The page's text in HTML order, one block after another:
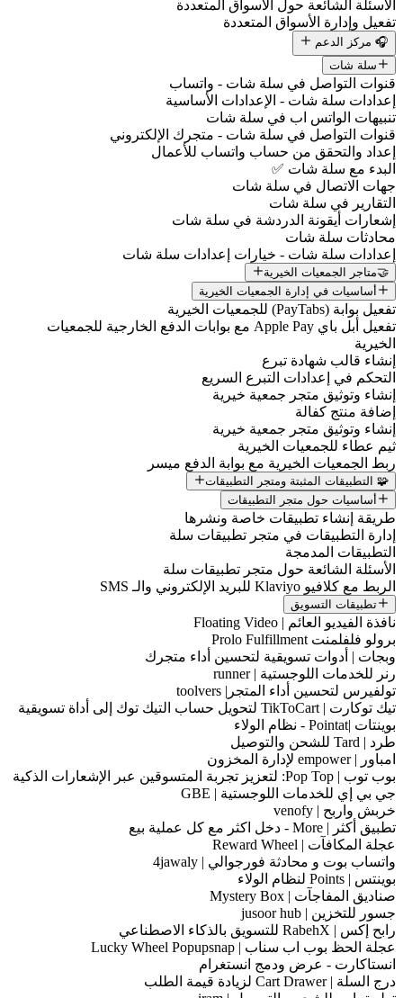
الأسئلة الشائعة حول الأسواق المتعددة
تفعيل وإدارة الأسواق المتعددة
🎧 مركز الدعم
سلة شات
قنوات التواصل في سلة شات - واتساب
إعدادات سلة شات - الإعدادات الأساسية
تنبيهات الواتس اب في سلة شات
قنوات التواصل في سلة شات - متجرك الإلكتروني
إعداد والتحقق من حساب واتساب للأعمال
البدء مع سلة شات ✅
جهات الاتصال في سلة شات
التقارير في سلة شات
إشعارات أيقونة الدردشة في سلة شات
محادثات سلة شات
إعدادات سلة شات - خيارات إعدادات سلة شات
🤝متاجر الجمعيات الخيرية
أساسيات في إدارة الجمعيات الخيرية
تفعيل بوابة (PayTabs) للجمعيات الخيرية
تفعيل أبل باي Apple Pay مع بوابات الدفع الخارجية للجمعيات
الخيرية
إنشاء قالب شهادة تبرع
التحكم في إعدادات التبرع السريع
إنشاء وتوثيق متجر جمعية خيرية
إضافة منتج كفالة
إنشاء وتوثيق متجر جمعية خيرية
ثيم عطاء للجمعيات الخيرية
ربط الجمعيات الخيرية مع بوابة الدفع ميسر
🧩 التطبيقات المثبتة ومتجر التطبيقات
أساسيات حول متجر التطبيقات
طريقة إنشاء تطبيقات خاصة ونشرها
إدارة التطبيقات في متجر تطبيقات سلة
التطبيقات المدمجة
الأسئلة الشائعة حول متجر تطبيقات سلة
الربط مع كلافيو Klaviyo للبريد الإلكتروني والـ SMS
تطبيقات التسويق
نافذة الفيديو العائم | Floating Video
برولو فلفلمنت Prolo Fulfillment
وبجات | أدوات تسويقية لتحسين أداء متجرك
رنر للخدمات اللوجستية | runner
تولفيرس لتحسين أداء المتجر| toolvers
تيك توكارت | TikToCart لتحويل حساب التيك توك إلى أداة تسويقية
بوينتات |Pointat - نظام الولاء
طرد | Tard للشحن والتوصيل
امباور | empower لإدارة المخزون
بوب توب | Pop Top: لتعزيز تجربة المتسوقين عبر الإشعارات الذكية
جي بي إي للخدمات اللوجستية | GBE
خربش واربح | venofy
تطبيق أكثر | More - دخل اكثر مع كل عملية بيع
عجلة المكافآت | Reward Wheel
واتساب بوت و محادثة فورجوالي | 4jawaly
بوينتس | Points لنظام الولاء
صناديق المفاجآت | Mystery Box
جسور للتخزين | jusoor hub
رابح إكس | RabehX للتسويق بالذكاء الاصطناعي
عجلة الحظ بوب اب سناب | Lucky Wheel Popupsnap
انستاكارت - عرض ودمج انستغرام
درج السلة | Cart Drawer لزيادة قيمة الطلب